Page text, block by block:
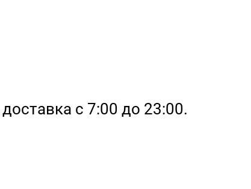
с 7:00 до 23:00.